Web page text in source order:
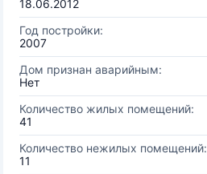
18.06.2012
Год постройки:
2007
Дом признан аварийным:
Нет
Количество жилых помещений:
41
Количество нежилых помещений:
11